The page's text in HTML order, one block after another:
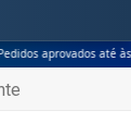
às 18h ✅